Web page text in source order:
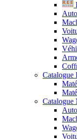
Catalogue
Catalogue